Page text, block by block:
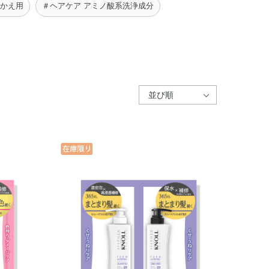
え用 ＃ヘアケア アミノ酸系洗浄成分